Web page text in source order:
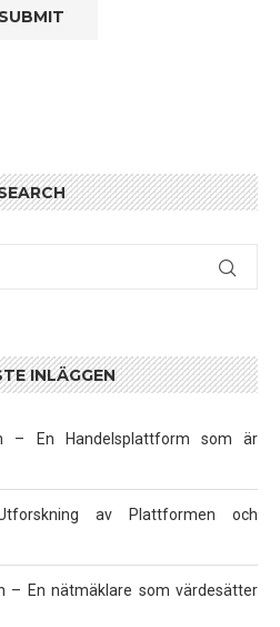
INLÄGGEN
– En Handelsplattform som är
av Plattformen och
– En nätmäklare som värdesätter